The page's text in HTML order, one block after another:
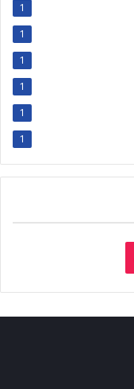
1
1
1
1
1
1